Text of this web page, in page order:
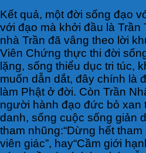
Kết quả, một đời sống đạo
với đạo mà khởi đầu là Trần
nhà Trần đã vâng theo lời
Viên Chứng thực thi đời
lặng, sống thiểu dục tri túc,
muốn dẫn dắt, đây chính là
làm Phật ở đời. Còn Trần
người hành đạo đức bỏ xan
danh, sống cuộc sống giản
tham nhũng:“Dừng hết
viên giác”, hay“Cầm giới